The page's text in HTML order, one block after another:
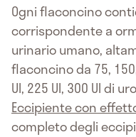
Ogni flaconcino
corrispondente a
urinario umano,
flaconcino da 75,
UI, 225 UI, 300 UI di
Eccipiente con
completo degli